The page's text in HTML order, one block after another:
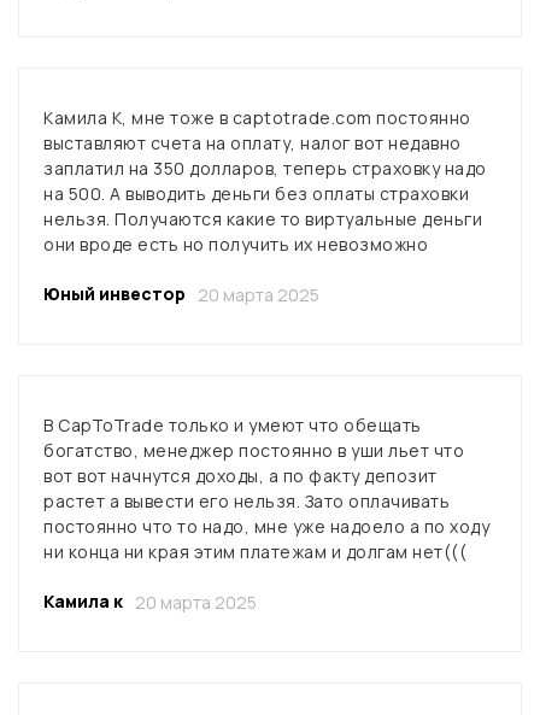
Камила К, мне тоже в captotrade.com постоянно
выставляют счета на оплату, налог вот недавно
заплатил на 350 долларов, теперь страховку надо
на 500. А выводить деньги без оплаты страховки
нельзя. Получаются какие то виртуальные деньги
они вроде есть но получить их невозможно
Юный инвестор 20 марта 2025
В CapToTrade только и умеют что обещать
богатство, менеджер постоянно в уши льет что
вот вот начнутся доходы, а по факту депозит
растет а вывести его нельзя. Зато оплачивать
постоянно что то надо, мне уже надоело а по ходу
ни конца ни края этим платежам и долгам нет(((
Камила к 20 марта 2025